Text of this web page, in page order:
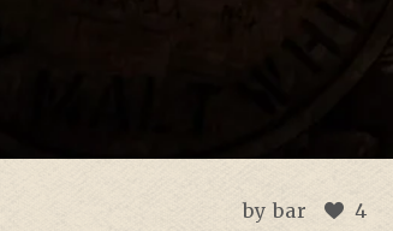
bybar 4